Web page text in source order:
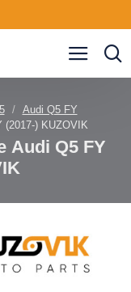
Audi Q5 FY
(2017-) KUZOVIK
Audi Q5 FY